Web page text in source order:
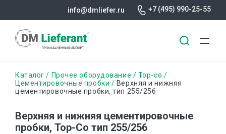
основному
info@dmliefer.ru +7 (495) 990-25-55
Строка
навигации
Каталог Прочее оборудование
Top-co
Цементировочные пробки
Верхняя и нижняя
цементировочные пробки, тип 255/256
Верхняя и нижняя цементировочные
пробки, Тор-Со тип 255/256